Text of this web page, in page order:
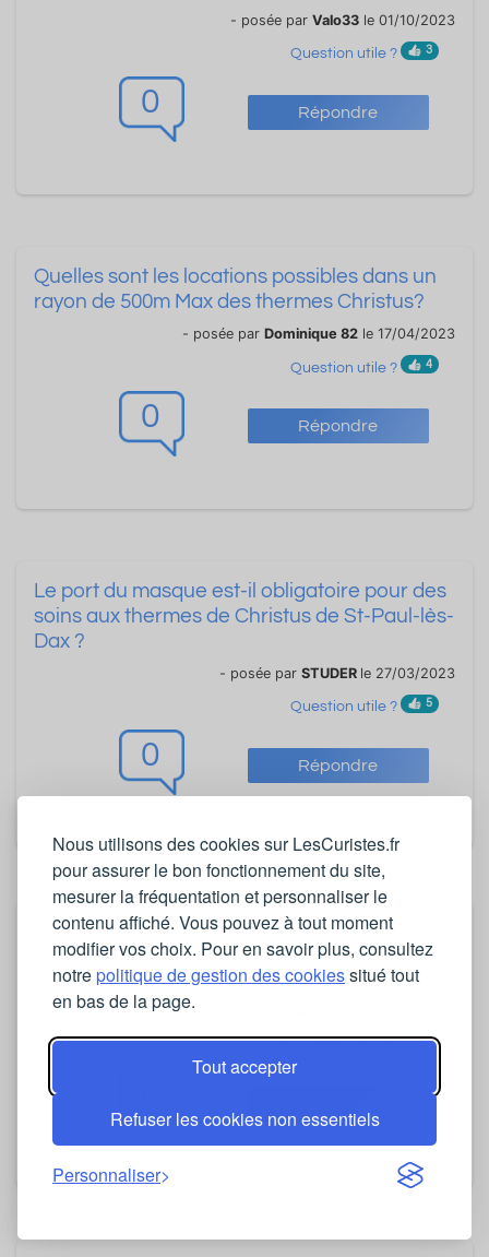
Nous utilisons des cookies sur LesCuristes.fr
pour assurer le bon fonctionnement du site,
mesurer la fréquentation et personnaliser le
contenu affiché. Vous pouvez à tout moment
modifier vos choix. Pour en savoir plus, consultez
notrepolitique de gestion des cookiessitué tout
en bas de la page.
Tout accepter
Refuser les cookies non essentiels
Personnaliser
0 Répondre
- posée par Valo33 le 01/10/2023
Question utile ? 3
0 Répondre
Quelles sont les locations possibles dans un
rayon de 500m Max des thermes Christus?
- posée par Dominique 82 le 17/04/2023
Question utile ? 4
0 Répondre
Le port du masque est-il obligatoire pour des
soins aux thermes de Christus de St-Paul-lès-
Dax ?
- posée par STUDER le 27/03/2023
Question utile ? 5
quels sont les différents soins proposés en
phlébologie lors d'une cure thermale à Saint
Paul les Dax ?
Question utile ? 13